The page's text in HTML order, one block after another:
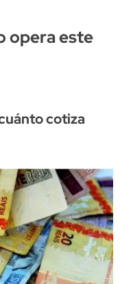
opera este
cotiza